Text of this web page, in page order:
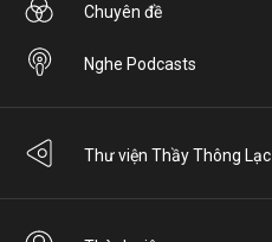
Chuyên đề
Nghe Podcasts
Thư viện Thầy Thông Lạc